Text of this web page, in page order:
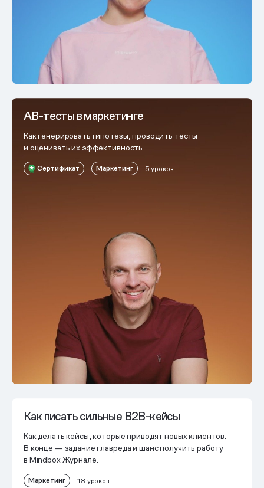
АВ-тесты в маркетинге
Как генерировать гипотезы, проводить тесты
и оценивать их эффективность
Сертификат Маркетинг 5 уроков
Как писать сильные B2B-кейсы
Как делать кейсы, которые приводят новых клиентов.
В конце — задание главреда и шанс получить работу
в Mindbox Журнале.
Маркетинг 18 уроков